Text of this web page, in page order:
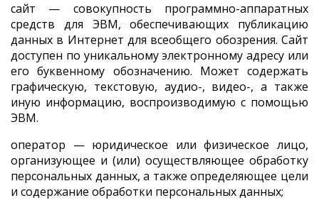
сайт — совокупность программно-аппаратных
средств для ЭВМ, обеспечивающих публикацию
данных в Интернет для всеобщего обозрения. Сайт
доступен по уникальному электронному адресу или
его буквенному обозначению. Может содержать
графическую, текстовую, аудио-, видео-, а также
иную информацию, воспроизводимую с помощью
ЭВМ.
оператор — юридическое или физическое лицо,
организующее и (или) осуществляющее обработку
персональных данных, а также определяющее цели
и содержание обработки персональных данных;